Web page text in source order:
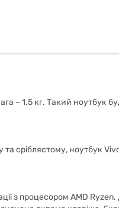
– 1.5 кг. Такий ноутбук
сріблястому, ноутбук
з процесором AMD